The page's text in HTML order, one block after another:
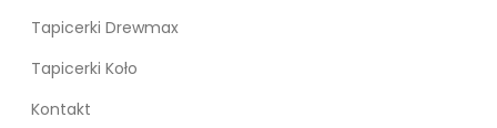
Tapicerki Drewmax
Tapicerki Koło
Kontakt